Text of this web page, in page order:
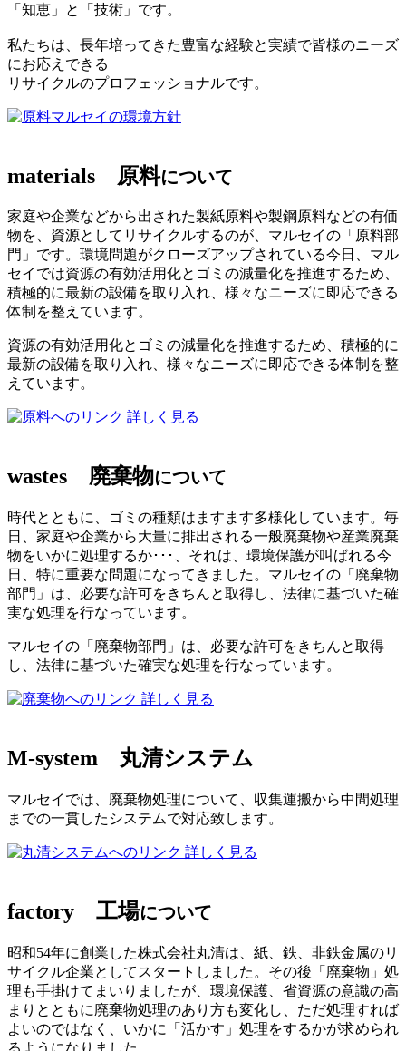
「知恵」と「技術」です。
私たちは、長年培ってきた豊富な経験と実績で皆様のニーズ
にお応えできる
リサイクルのプロフェッショナルです。
マルセイの環境方針
materials 原料について
家庭や企業などから出された製紙原料や製鋼原料などの有価
物を、資源としてリサイクルするのが、マルセイの「原料部
門」です。環境問題がクローズアップされている今日、マル
セイでは資源の有効活用化とゴミの減量化を推進するため、
積極的に最新の設備を取り入れ、様々なニーズに即応できる
体制を整えています。
資源の有効活用化とゴミの減量化を推進するため、積極的に
最新の設備を取り入れ、様々なニーズに即応できる体制を整
えています。
詳しく見る
wastes 廃棄物について
時代とともに、ゴミの種類はますます多様化しています。毎
日、家庭や企業から大量に排出される一般廃棄物や産業廃棄
物をいかに処理するか･･･、それは、環境保護が叫ばれる今
日、特に重要な問題になってきました。マルセイの「廃棄物
部門」は、必要な許可をきちんと取得し、法律に基づいた確
実な処理を行なっています。
マルセイの「廃棄物部門」は、必要な許可をきちんと取得
し、法律に基づいた確実な処理を行なっています。
詳しく見る
M-system 丸清システム
マルセイでは、廃棄物処理について、収集運搬から中間処理
までの一貫したシステムで対応致します。
詳しく見る
factory 工場について
昭和54年に創業した株式会社丸清は、紙、鉄、非鉄金属のリ
サイクル企業としてスタートしました。その後「廃棄物」処
理も手掛けてまいりましたが、環境保護、省資源の意識の高
まりとともに廃棄物処理のあり方も変化し、ただ処理すれば
よいのではなく、いかに「活かす」処理をするかが求められ
るようになりました。